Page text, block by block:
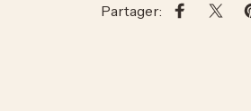
Partager: Partager